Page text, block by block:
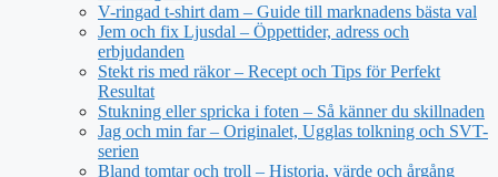
V-ringad t-shirt dam – Guide till marknadens bästa val
Jem och fix Ljusdal – Öppettider, adress och
erbjudanden
Stekt ris med räkor – Recept och Tips för Perfekt
Resultat
Stukning eller spricka i foten – Så känner du skillnaden
Jag och min far – Originalet, Ugglas tolkning och SVT-
serien
Bland tomtar och troll – Historia, värde och årgång